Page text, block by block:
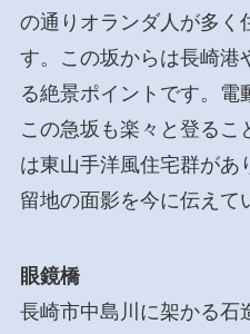
の通りオランダ人が多く
す。この坂からは長崎港
る絶景ポイントです。電
この急坂も楽々と登るこ
は東山手洋風住宅群があ
留地の面影を今に伝えて
眼鏡橋
長崎市中島川に架かる石